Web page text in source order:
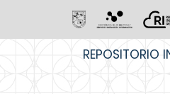
REPOSITORIO